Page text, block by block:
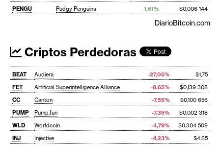
PENGU
Pudgy Penguins 1,61% $0,006 144
DiarioBitcoin.com
Criptos Perdedoras
BEAT Audiera -27,05%
$1,75
FET
Artificial Superintelligence Alliance -8,65%
$0,139 308
CC
Canton -7,55%
$0,100 656
PUMP
Pump.fun -7,35%
$0,002 318
WLD
Worldcoin -4,79%
$0,304 509
INJ
Injective -4,23% $4,65